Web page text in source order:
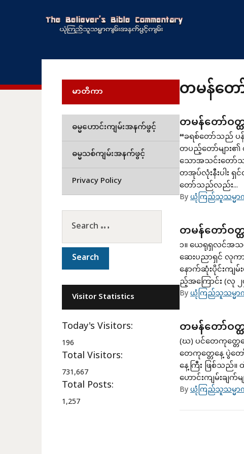
တမန်တေ
တမန်တော်ဝတ္
“ခရစ်တော်သည် ပ
တပည့်တော်များ
သောအသင်းတော်သ
တအုပ်လုံးနီးပါး
တော်သည်လည်း...
Byယုံကြည်သူသမ္မာ
တမန်တော်ဝတ္
၁။ ယေရုရှလင်အသ
ဆေးပညာရှင် လုက
နောက်ဆုံးပိုင်းကျမ်
ည့်အကြောင်း (လု ၂
Byယုံကြည်သူသမ္မာ
တမန်တော်ဝ
(ဃ) ပင်တေကုတ္တေန
တေကုတ္တေနေ့ ပွဲတ
နေ့ကြီး ဖြစ်သည်
ဟောင်းကျမ်းချ
Byယုံကြည်သူသမ္မာ
မာတိကာ
ဓမ္မဟောင်းကျမ်းအနက်ဖွင့်
ဓမ္မသစ်ကျမ်းအနက်ဖွင့်
Privacy Policy
Visitor Statistics
Today's Visitors:
196
Total Visitors:
731,667
Total Posts:
1,257